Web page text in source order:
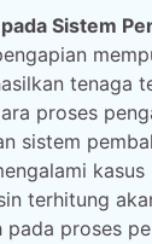
Sistem
tenaga
proses
sistem
kasus
terhitung
pada proses